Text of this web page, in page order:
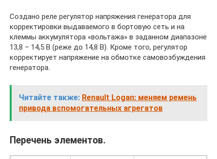
Создано реле регулятор напряжения генератора для
корректировки выдаваемого в бортовую сеть и на
клеммы аккумулятора «вольтажа» в заданном диапазоне
13,8 – 14,5 В (реже до 14,8 В). Кроме того, регулятор
корректирует напряжение на обмотке самовозбуждения
генератора.
Читайте также: Renault Logan: меняем ремень
привода вспомогательных агрегатов
Перечень элементов.